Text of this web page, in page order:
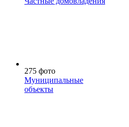
275 фото
Муниципальные
объекты